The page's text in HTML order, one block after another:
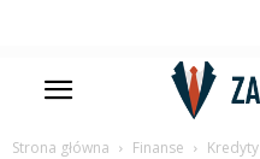
Strona główna Finanse Kredyty